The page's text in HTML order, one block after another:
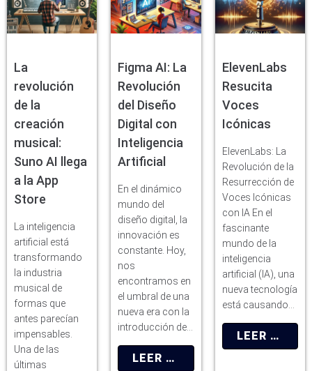
La
revolución
de la
creación
musical:
Suno AI llega
a la App
Store
La inteligencia
artificial está
transformando
la industria
musical de
formas que
antes parecían
impensables.
Una de las
últimas
Figma AI: La
Revolución
del Diseño
Digital con
Inteligencia
Artificial
En el dinámico
mundo del
diseño digital, la
innovación es
constante. Hoy,
nos
encontramos en
el umbral de una
nueva era con la
introducción de…
LEER MÁS
ElevenLabs
Resucita
Voces
Icónicas
ElevenLabs: La
Revolución de la
Resurrección de
Voces Icónicas
con IA En el
fascinante
mundo de la
inteligencia
artificial (IA), una
nueva tecnología
está causando…
LEER MÁS